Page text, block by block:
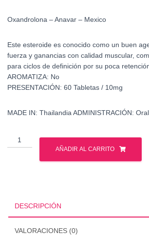
Oxandrolona – Anavar – Mexico
Este esteroide es conocido como un buen
fuerza y ganancias con calidad muscular,
para ciclos de definición por su poca
AROMATIZA: No
PRESENTACIÓN: 60 Tabletas / 10mg
MADE IN: Thailandia ADMINISTRACIÓN:
Oxandrolona
-
AÑADIR AL CARRITO
DESCRIPCIÓN
VALORACIONES (0)